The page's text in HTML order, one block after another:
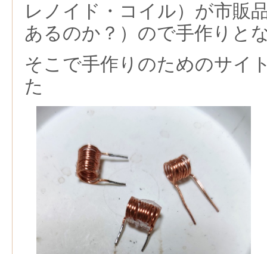
レノイド・コイル）が市販
あるのか？）ので手作りと
そこで手作りのためのサイ
た